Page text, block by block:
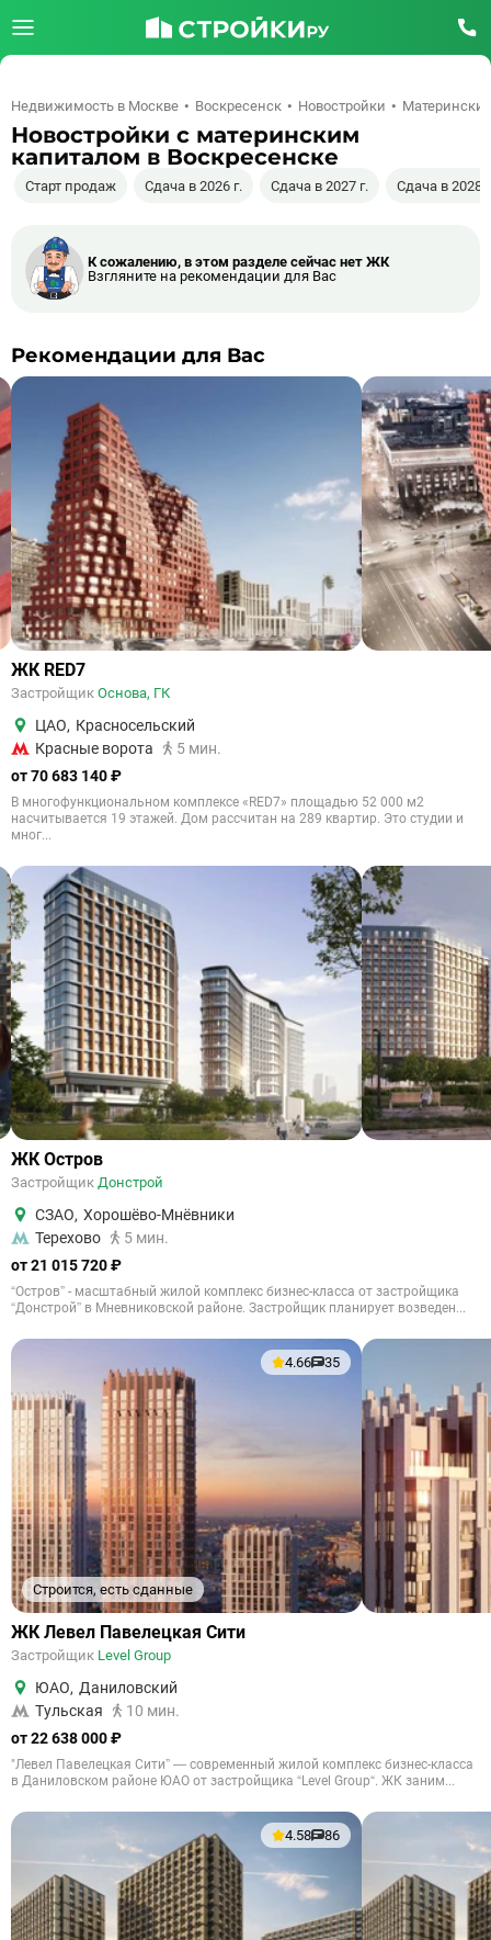
Недвижимость в Москве Воскресенск Новостройки
Новостройки c материнским
капиталом в Воскресенске
Старт продаж Сдача в 2026 г. Сдача в 2027 г. Сдача в 2028
К сожалению, в этом разделе сейчас нет ЖК
Взгляните на рекомендации для Вас
Рекомендации для Вас
ЖК RED7
Застройщик Основа, ГК
ЦАО, Красносельский
Красные ворота
5 мин.
от 70 683 140 ₽
В многофункциональном комплексе «RED7» площадью 52 000 м2
насчитывается 19 этажей. Дом рассчитан на 289 квартир. Это студии и
мног...
ЖК Остров
Застройщик Донстрой
СЗАО, Хорошёво-Мнёвники
Терехово
5 мин.
от 21 015 720 ₽
“Остров” - масштабный жилой комплекс бизнес-класса от застройщика
“Донстрой” в Мневниковской районе. Застройщик планирует возведен...
Строится, есть сданные
4.66 35
ЖК Левел Павелецкая Сити
Застройщик Level Group
ЮАО, Даниловский
Тульская
10 мин.
от 22 638 000 ₽
"Левел Павелецкая Сити” — современный жилой комплекс бизнес-класса
в Даниловском районе ЮАО от застройщика “Level Group“. ЖК заним...
4.58 86